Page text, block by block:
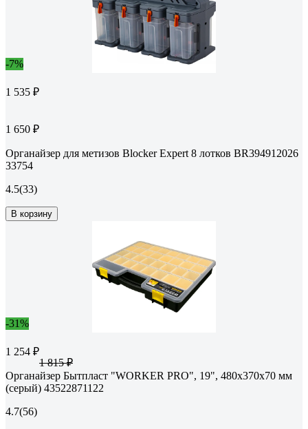
-7%
1 535 ₽
1 650 ₽
Органайзер для метизов Blocker Expert 8 лотков BR394912026
33754
4.5(33)
В корзину
-31%
1 254 ₽
1 815 ₽
Органайзер Бытпласт "WORKER PRO", 19", 480x370x70 мм
(серый) 43522871122
4.7(56)